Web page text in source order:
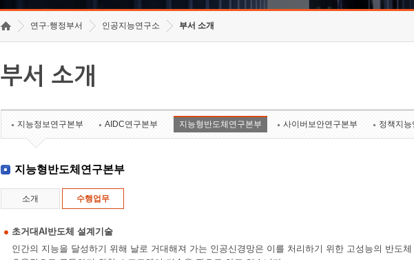
연구·행정부서 인공지능연구소 부서 소개
부서 소개
지능정보연구본부 AIDC연구본부 지능형반도체연구본부 사이버보안연구본부 정책지능
지능형반도체연구본부
소개 수행업무
초거대AI반도체 설계기술
인간의 지능을 달성하기 위해 날로 거대해져 가는 인공신경망은 이를 처리하기 위한 고성능의 반도